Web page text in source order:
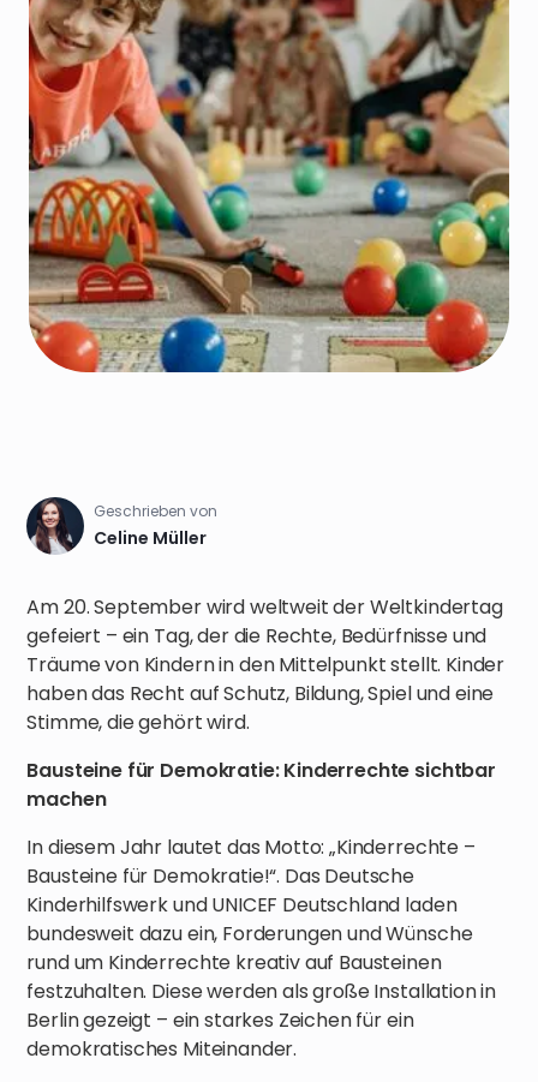
Geschrieben von
Celine Müller
Am 20. September wird weltweit der Weltkindertag
gefeiert – ein Tag, der die Rechte, Bedürfnisse und
Träume von Kindern in den Mittelpunkt stellt. Kinder
haben das Recht auf Schutz, Bildung, Spiel und eine
Stimme, die gehört wird.
Bausteine für Demokratie: Kinderrechte sichtbar
machen
In diesem Jahr lautet das Motto: „Kinderrechte –
Bausteine für Demokratie!“. Das Deutsche
Kinderhilfswerk und UNICEF Deutschland laden
bundesweit dazu ein, Forderungen und Wünsche
rund um Kinderrechte kreativ auf Bausteinen
festzuhalten. Diese werden als große Installation in
Berlin gezeigt – ein starkes Zeichen für ein
demokratisches Miteinander.